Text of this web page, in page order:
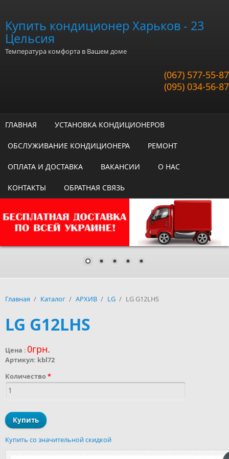
Купить кондиционер Харьков - 23
Цельсия
Температура комфорта в Вашем доме
(067) 577-55-87
(095) 034-56-87
ГЛАВНАЯ УСТАНОВКА КОНДИЦИОНЕРОВ
ОБСЛУЖИВАНИЕ КОНДИЦИОНЕРА РЕМОНТ
ОПЛАТА И ДОСТАВКА ВАКАНСИИ О НАС
КОНТАКТЫ ОБРАТНАЯ СВЯЗЬ
Главная / Каталог / АРХИВ / LG / LG G12LHS
LG G12LHS
Цена :0грн.
Артикул: kbl72
Количество*
Купить со значительной скидкой